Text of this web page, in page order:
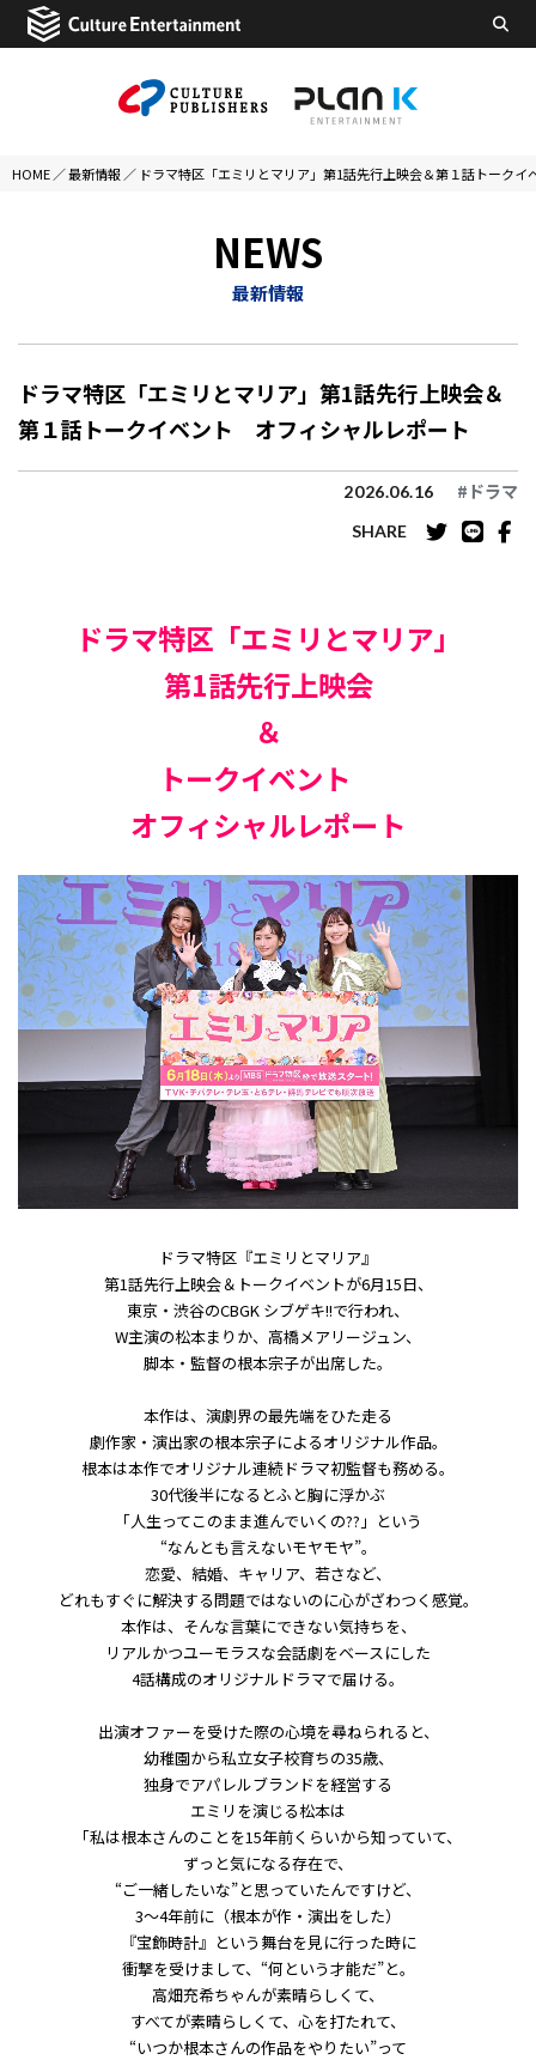
HOME ／最新情報 ／ ドラマ特区「エミリとマリア」第1話先行上映会＆第１話トークイ
NEWS
最新情報
ドラマ特区「エミリとマリア」第1話先行上映会＆
第１話トークイベント オフィシャルレポート
2026.06.16 #ドラマ
SHARE
ドラマ特区「エミリとマリア」
第1話先行上映会
＆
トークイベント
オフィシャルレポート
ドラマ特区『エミリとマリア』
第1話先行上映会＆トークイベントが6月15日、
東京・渋谷のCBGK シブゲキ!!で行われ、
W主演の松本まりか、高橋メアリージュン、
脚本・監督の根本宗子が出席した。
本作は、演劇界の最先端をひた走る
劇作家・演出家の根本宗子によるオリジナル作品。
根本は本作でオリジナル連続ドラマ初監督も務める。
30代後半になるとふと胸に浮かぶ
「人生ってこのまま進んでいくの??」という
“なんとも言えないモヤモヤ”。
恋愛、結婚、キャリア、若さなど、
どれもすぐに解決する問題ではないのに心がざわつく感覚。
本作は、そんな言葉にできない気持ちを、
リアルかつユーモラスな会話劇をベースにした
4話構成のオリジナルドラマで届ける。
出演オファーを受けた際の心境を尋ねられると、
幼稚園から私立女子校育ちの35歳、
独身でアパレルブランドを経営する
エミリを演じる松本は
「私は根本さんのことを15年前くらいから知っていて、
ずっと気になる存在で、
“ご一緒したいな”と思っていたんですけど、
3〜4年前に（根本が作・演出をした）
『宝飾時計』という舞台を見に行った時に
衝撃を受けまして、“何という才能だ”と。
高畑充希ちゃんが素晴らしくて、
すべてが素晴らしくて、心を打たれて、
“いつか根本さんの作品をやりたい”って